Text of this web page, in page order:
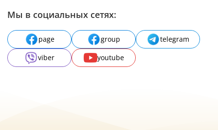
Мы в социальных сетях:
page group
telegram
viber
youtube